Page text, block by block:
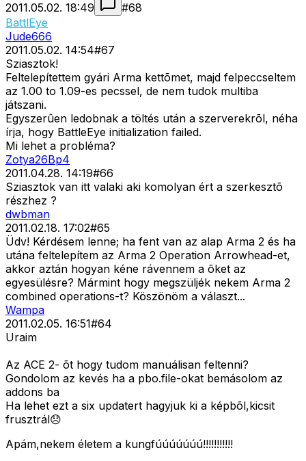
2011.05.02. 18:49 #68
BattlEye
Jude666
2011.05.02. 14:54#67
Sziasztok!
Feltelepítettem gyári Arma kettõmet, majd felpeccseltem
az 1.00 to 1.09-es pecssel, de nem tudok multiba
játszani.
Egyszerûen ledobnak a töltés után a szerverekrõl, néha
írja, hogy BattleEye initialization failed.
Mi lehet a probléma?
Zotya26Bp4
2011.04.28. 14:19#66
Sziasztok van itt valaki aki komolyan ért a szerkesztõ
részhez ?
dwbman
2011.02.18. 17:02#65
Üdv! Kérdésem lenne; ha fent van az alap Arma 2 és ha
utána feltelepítem az Arma 2 Operation Arrowhead-et,
akkor aztán hogyan kéne rávennem a õket az
egyesülésre? Mármint hogy megszüljék nekem Arma 2
combined operations-t? Köszönöm a választ...
Wampa
2011.02.05. 16:51#64
Uraim
Az ACE 2- õt hogy tudom manuálisan feltenni?
Gondolom az kevés ha a pbo.file-okat bemásolom az
addons ba
Ha lehet ezt a six updatert hagyjuk ki a képbõl,kicsit
frusztrál😞
Apám,nekem életem a kungfúúúúúúú!!!!!!!!!!!